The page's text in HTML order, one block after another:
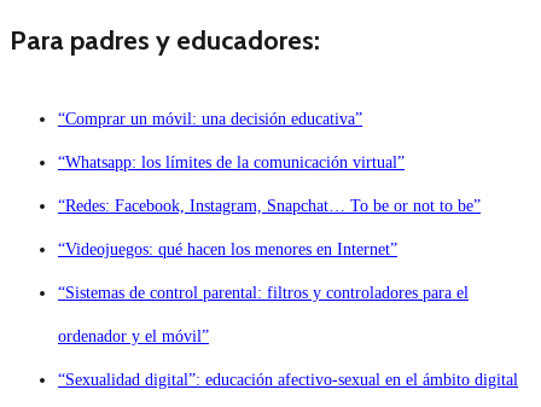
Para padres y educadores:
“Comprar un móvil: una decisión educativa”
“Whatsapp: los límites de la comunicación virtual”
“Redes: Facebook, Instagram, Snapchat… To be or not to be”
“Videojuegos: qué hacen los menores en Internet”
“Sistemas de control parental: filtros y controladores para el
ordenador y el móvil”
“Sexualidad digital”: educación afectivo-sexual en el ámbito digital